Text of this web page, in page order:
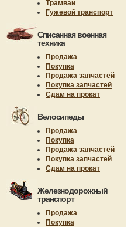
Трамваи
Гужевой транспорт
Списанная военная
техника
Продажа
Покупка
Продажа запчастей
Покупка запчастей
Сдам на прокат
Велосипеды
Продажа
Покупка
Продажа запчастей
Покупка запчастей
Сдам на прокат
Железнодорожный
транспорт
Продажа
Покупка